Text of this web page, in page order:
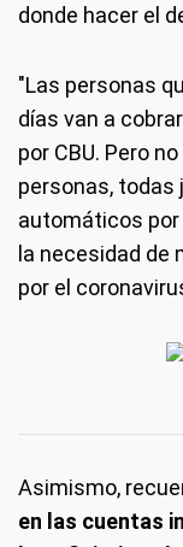
donde hacer el
"Las personas
días van a
por CBU. Pero
personas, todas
automáticos
la necesidad de
por el
Asimismo,
en las cuentas